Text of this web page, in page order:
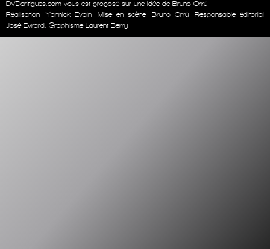
DVDcritiques.com vous est proposé sur une idée de Bruno Orrú
Réalisation
Yannick Evain Mise en scène Bruno Orrú
Responsable éditorial
José Evrard. Graphisme Laurent Berry